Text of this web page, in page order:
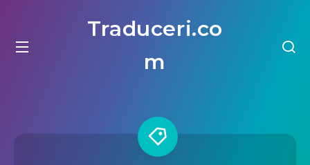
Traduceri.co
m